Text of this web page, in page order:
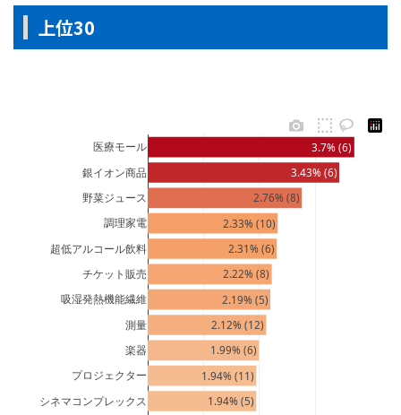
上位30
1.94% (5)
1.94% (11)
1.99% (6)
2.12% (12)
2.19% (5)
2.22% (8)
2.31% (6)
2.33% (10)
2.76% (8)
3.43% (6)
3.7% (6)
シネマコンプレックス
プロジェクター
楽器
測量
吸湿発熱機能繊維
チケット販売
超低アルコール飲料
調理家電
野菜ジュース
銀イオン商品
医療モール